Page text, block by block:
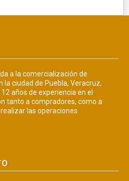
a la comercialización de
la ciudad de Puebla, Veracruz,
años de experiencia en el
tanto a compradores, como a
las operaciones